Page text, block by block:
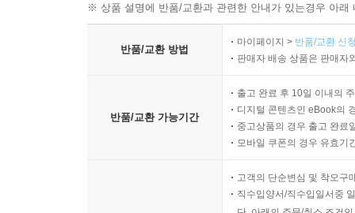
5.3 RBF 망의 변형 및 특수화 333
5.3.2 경첩 손실함수를 이용한 분류 334
5.3.3 RBF 망의 선형 분리가능성 개선 335
5.3.4 RBF 망을 이용한 보간 337
5.4.1 특수한 RBF 망으로서의 핵 회귀 338
※ 상품 설명에 반품/교환과 관련한 안내가 있는경우 아
반품/교환 방법
마이페이지 > 반품/교환 신
판매자 배송 상품은 판매자
반품/교환 가능기간
출고 완료 후 10일 이내의
디지털 콘텐츠인 eBook의
중고상품의 경우 출고 완료
모바일 쿠폰의 경우 유효기
고객의 단순변심 및 착오구
직수입양서/직수입일서중